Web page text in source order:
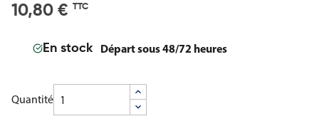
10,80 € TTC
En stock Départ sous 48/72 heures
Quantité